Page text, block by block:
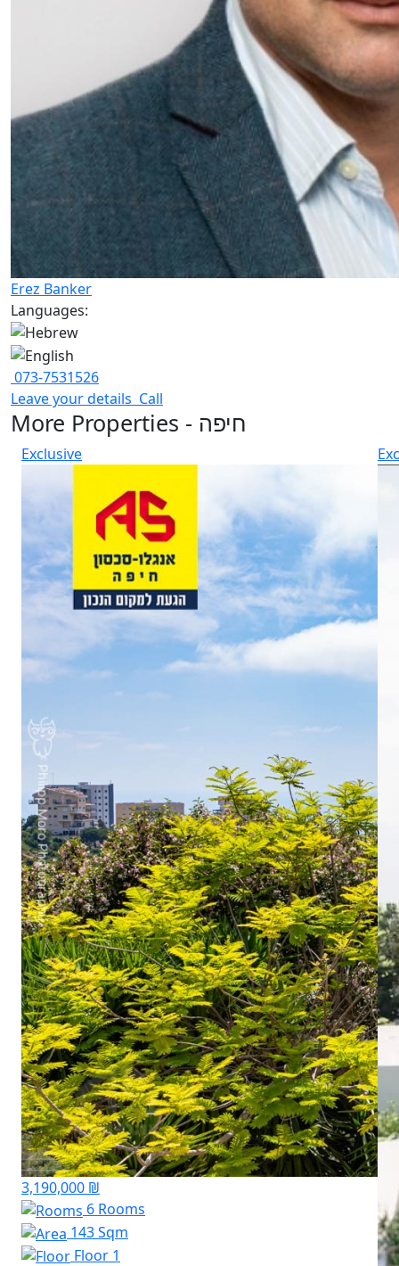
Erez Banker
Languages:
073-7531526
Leave your details Call
More Properties - חיפה
Exclusive
3,190,000 ₪
6 Rooms
143 Sqm
Floor 1